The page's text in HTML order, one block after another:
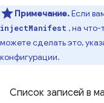
Примечание.Если
injectManifest , на что-
можете сделать это,
конфигурации.
Список записей в